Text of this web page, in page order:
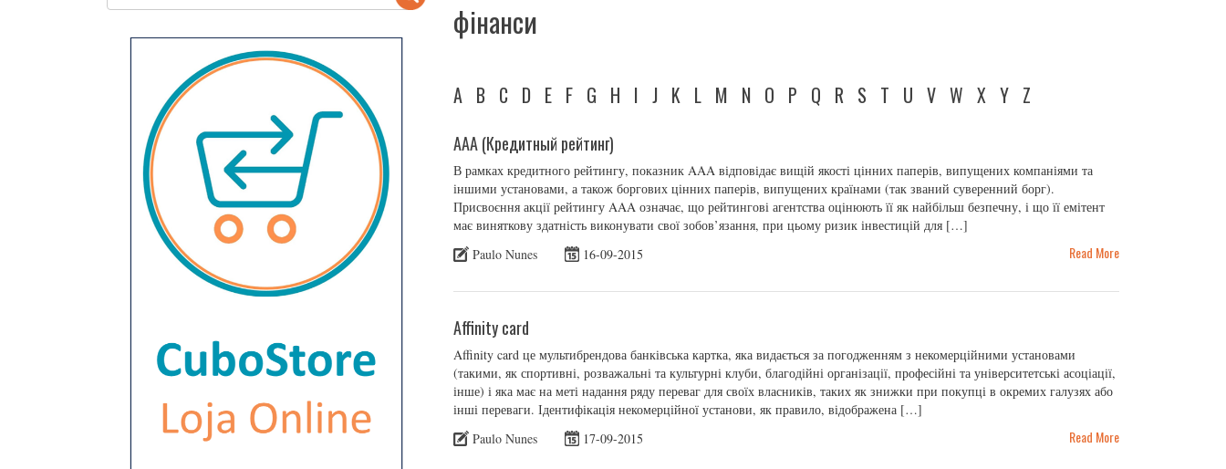
фінанси
A B C D E F G H I J K L M N O P Q R S T U V W X Y Z
AAA (Кредитный рейтинг)
В рамках кредитного рейтингу, показник AAA відповідає вищій якості цінних паперів, випущених компаніями та
іншими установами, а також боргових цінних паперів, випущених країнами (так званий суверенний борг).
Присвоєння акції рейтингу AAA означає, що рейтингові агентства оцінюють її як найбільш безпечну, і що її емітент
має виняткову здатність виконувати свої зобов’язання, при цьому ризик інвестицій для […]
Paulo Nunes
16-09-2015 Read More
Affinity card
Affinity card це мультибрендова банківська картка, яка видається за погодженням з некомерційними установами
(такими, як спортивні, розважальні та культурні клуби, благодійні організації, професійні та університетські асоціації,
інше) і яка має на меті надання ряду переваг для своїх власників, таких як знижки при покупці в окремих галузях або
інші переваги. Ідентифікація некомерційної установи, як правило, відображена […]
Paulo Nunes
17-09-2015 Read More